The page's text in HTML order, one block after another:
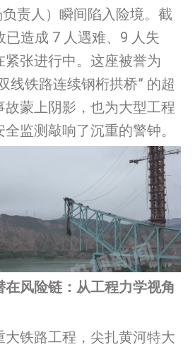
责人）瞬间陷入险境。截
已造成 7 人遇难、9 人失
张进行中。这座被誉为
线铁路连续钢桁拱桥” 的超
蒙上阴影，也为大型工程
监测敲响了沉重的警钟。
风险链：从工程力学视角
铁路工程，尖扎黄河特大